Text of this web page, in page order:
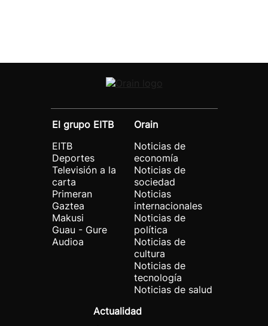
El grupo EITB
EITB
Deportes
Televisión a la
carta
Primeran
Gaztea
Makusi
Guau - Gure
Audioa
Orain
Noticias de
economía
Noticias de
sociedad
Noticias
internacionales
Noticias de
política
Noticias de
cultura
Noticias de
tecnología
Noticias de salud
Actualidad